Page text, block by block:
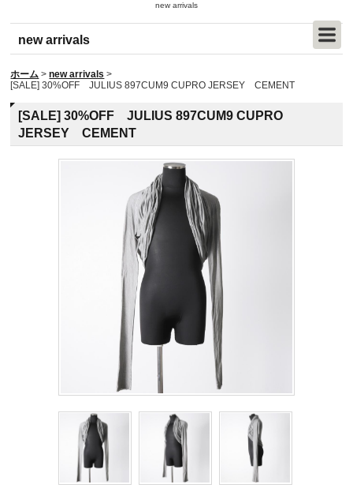
new arrivals
new arrivals
ホーム > new arrivals >
[SALE] 30%OFF JULIUS 897CUM9 CUPRO JERSEY CEMENT
[SALE] 30%OFF JULIUS 897CUM9 CUPRO
JERSEY CEMENT